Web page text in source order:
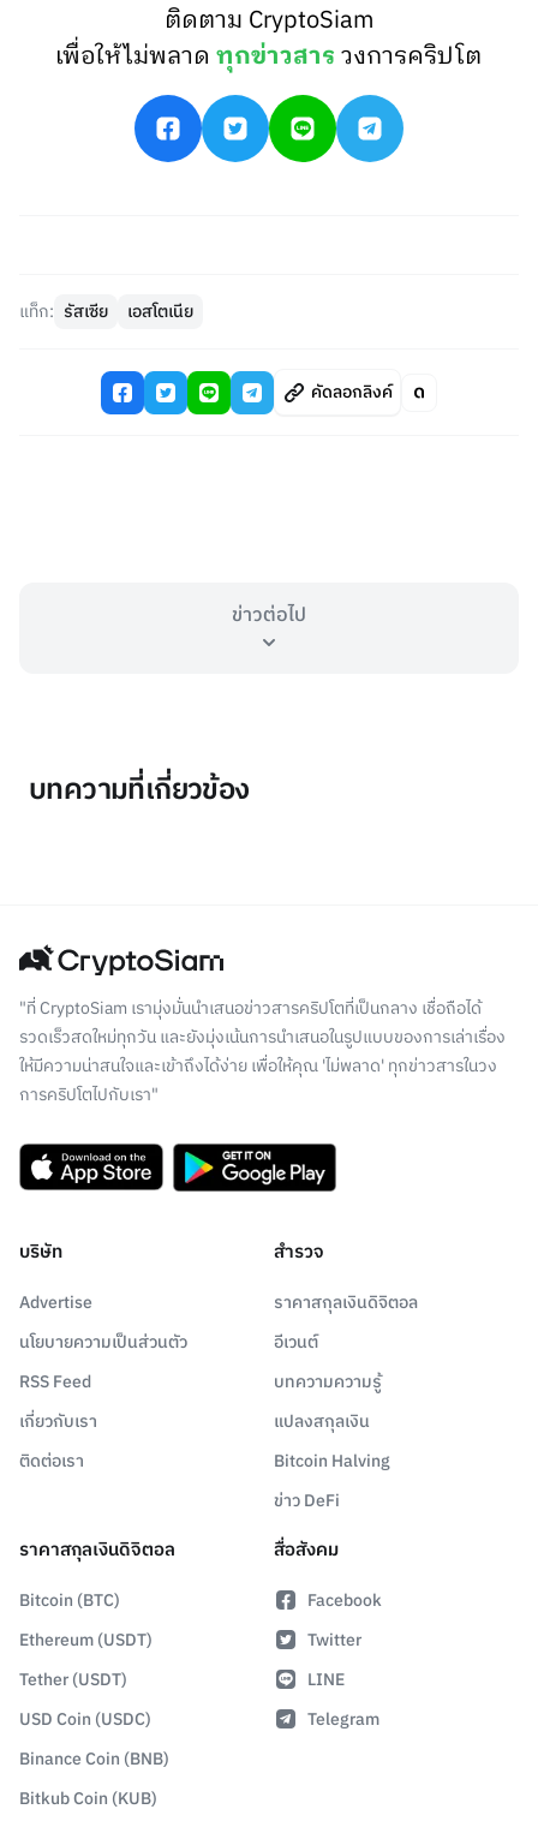
ติดตาม CryptoSiam
เพื่อให้ไม่พลาดทุกข่าวสารวงการคริปโต
แท็ก: รัสเซีย เอสโตเนีย
คัดลอกลิงค์
ข่าวต่อไป
บทความที่เกี่ยวข้อง
"ที่ CryptoSiam เรามุ่งมั่นนำเสนอข่าวสารคริปโตที่เป็นกลาง เชื่อถือได้
รวดเร็วสดใหม่ทุกวัน และยังมุ่งเน้นการนำเสนอในรูปแบบของการเล่าเรื่อง
ให้มีความน่าสนใจและเข้าถึงได้ง่าย เพื่อให้คุณ 'ไม่พลาด' ทุกข่าวสารในวง
การคริปโตไปกับเรา"
บริษัท
Advertise
นโยบายความเป็นส่วนตัว
RSS Feed
เกี่ยวกับเรา
ติดต่อเรา
สำรวจ
ราคาสกุลเงินดิจิตอล
อีเวนต์
บทความความรู้
แปลงสกุลเงิน
Bitcoin Halving
ข่าว DeFi
ราคาสกุลเงินดิจิตอล
Bitcoin (BTC)
Ethereum (USDT)
Tether (USDT)
USD Coin (USDC)
Binance Coin (BNB)
Bitkub Coin (KUB)
สื่อสังคม
Facebook
Twitter
LINE
Telegram